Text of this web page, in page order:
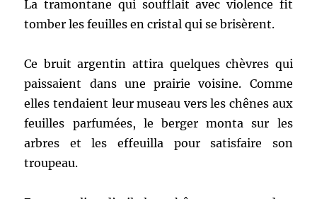
La tramontane qui soufflait avec violence fit
tomber les feuilles en cristal qui se brisèrent.
Ce bruit argentin attira quelques chèvres qui
paissaient dans une prairie voisine. Comme
elles tendaient leur museau vers les chênes aux
feuilles parfumées, le berger monta sur les
arbres et les effeuilla pour satisfaire son
troupeau.